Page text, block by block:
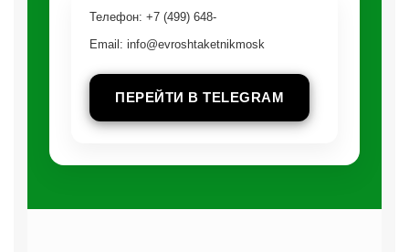
Телефон: +7 (499) 648-92-9
Email: info@evroshtaketnikmoskva.r
ПЕРЕЙТИ В TELEGRAM